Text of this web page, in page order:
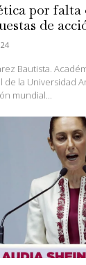
por falta
de
Bautista.
de la Universidad
mundial...